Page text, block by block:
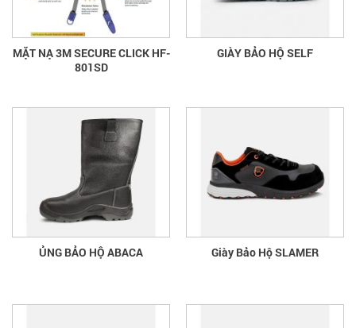
MẶT NẠ 3M SECURE CLICK HF-
801SD
GIÀY BẢO HỘ SELF
ỦNG BẢO HỘ ABACA Giày Bảo Hộ SLAMER